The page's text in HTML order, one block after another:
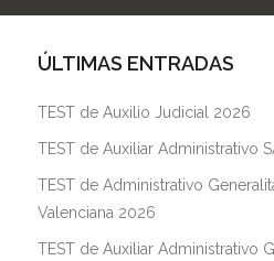
ÚLTIMAS ENTRADAS
TEST de Auxilio Judicial 2026
TEST de Auxiliar Administrativo
TEST de Administrativo
Valenciana 2026
TEST de Auxiliar Administrativo